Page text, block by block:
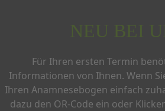
NEU BEI
Für Ihren ersten Termin
Informationen von Ihnen. Wenn
Ihren Anamnesebogen einfach
dazu den OR-Code ein oder